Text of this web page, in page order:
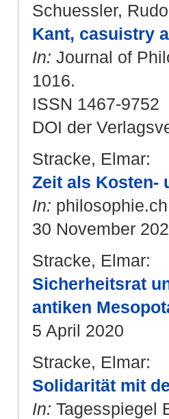
Schuessler,
Kant, casuistry
In: Journal of
1016.
ISSN 1467-9752
DOI der
Stracke, Elmar:
Zeit als Kosten-
In:
30 November
Stracke, Elmar:
Sicherheitsrat
antiken
5 April 2020
Stracke, Elmar:
Solidarität mit
In: Tagesspiegel